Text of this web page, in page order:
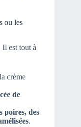
ou les
Il est tout à
crème
de
poires, des
.